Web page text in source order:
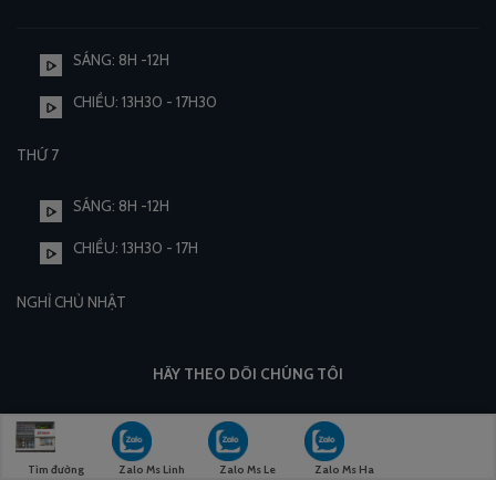
SÁNG: 8H -12H
CHIỀU: 13H30 - 17H30
THỨ 7
SÁNG: 8H -12H
CHIỀU: 13H30 - 17H
NGHỈ CHỦ NHẬT
HÃY THEO DÕI CHÚNG TÔI
Tìm đường Zalo Ms Linh Zalo Ms Le Zalo Ms Ha